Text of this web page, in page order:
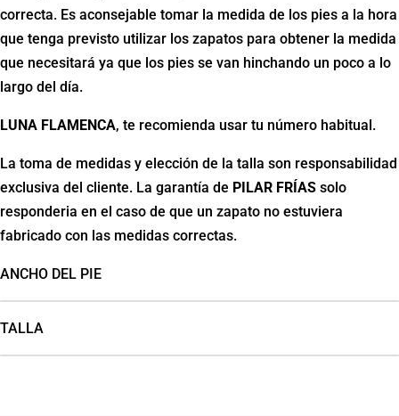
correcta. Es aconsejable tomar la medida de los pies a la hora
que tenga previsto utilizar los zapatos para obtener la medida
que necesitará ya que los pies se van hinchando un poco a lo
largo del día.
LUNA FLAMENCA, te recomienda usar tu número habitual.
La toma de medidas y elección de la talla son responsabilidad
exclusiva del cliente. La garantía de PILAR FRÍAS solo
responderia en el caso de que un zapato no estuviera
fabricado con las medidas correctas.
ANCHO DEL PIE
TALLA